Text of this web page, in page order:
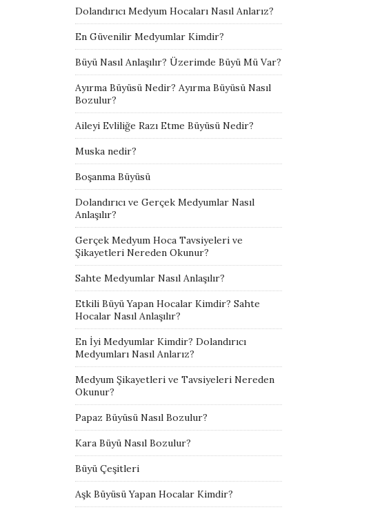
Dolandırıcı Medyum Hocaları Nasıl Anlarız?
En Güvenilir Medyumlar Kimdir?
Büyü Nasıl Anlaşılır? Üzerimde Büyü Mü Var?
Ayırma Büyüsü Nedir? Ayırma Büyüsü Nasıl
Bozulur?
Aileyi Evliliğe Razı Etme Büyüsü Nedir?
Muska nedir?
Boşanma Büyüsü
Dolandırıcı ve Gerçek Medyumlar Nasıl
Anlaşılır?
Gerçek Medyum Hoca Tavsiyeleri ve
Şikayetleri Nereden Okunur?
Sahte Medyumlar Nasıl Anlaşılır?
Etkili Büyü Yapan Hocalar Kimdir? Sahte
Hocalar Nasıl Anlaşılır?
En İyi Medyumlar Kimdir? Dolandırıcı
Medyumları Nasıl Anlarız?
Medyum Şikayetleri ve Tavsiyeleri Nereden
Okunur?
Papaz Büyüsü Nasıl Bozulur?
Kara Büyü Nasıl Bozulur?
Büyü Çeşitleri
Aşk Büyüsü Yapan Hocalar Kimdir?